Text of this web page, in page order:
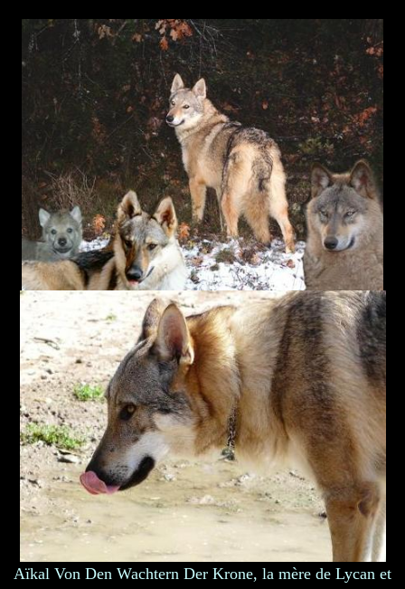
Aïkal Von Den Wachtern Der Krone, la mère de Lycan et